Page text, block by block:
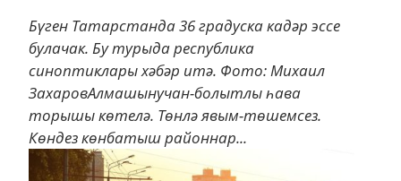
Бүген Татарстанда 36 градуска кадәр эссе
булачак. Бу турыда республика
синоптиклары хәбәр итә. Фото: Михаил
ЗахаровАлмашынучан-болытлы һава
торышы көтелә. Төнлә явым-төшемсез.
Көндез көнбатыш районнар...